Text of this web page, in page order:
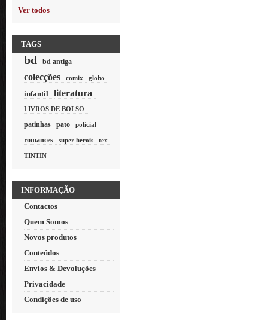
Ver todos
TAGS
bd bd antiga
colecções comix globo
infantil literatura
LIVROS DE BOLSO
patinhas pato policial
romances super herois tex
TINTIN
INFORMAÇÃO
Contactos
Quem Somos
Novos produtos
Conteúdos
Envios & Devoluções
Privacidade
Condições de uso